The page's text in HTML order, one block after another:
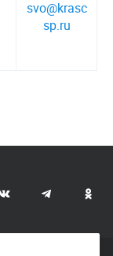
svo@krasc
sp.ru